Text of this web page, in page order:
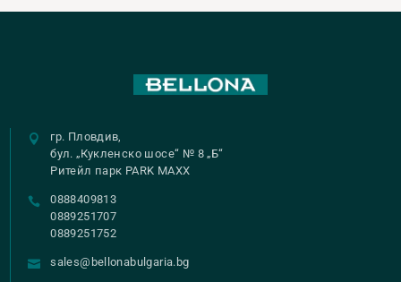
has
гр. Пловдив,
бул. „Кукленско шосе“ № 8 „Б“
Ритейл парк PARK MAXX
0888409813
0889251707
0889251752
sales@bellonabulgaria.bg